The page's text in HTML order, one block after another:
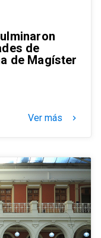
de
de Magíster
Ver más keyboard_arrow_right